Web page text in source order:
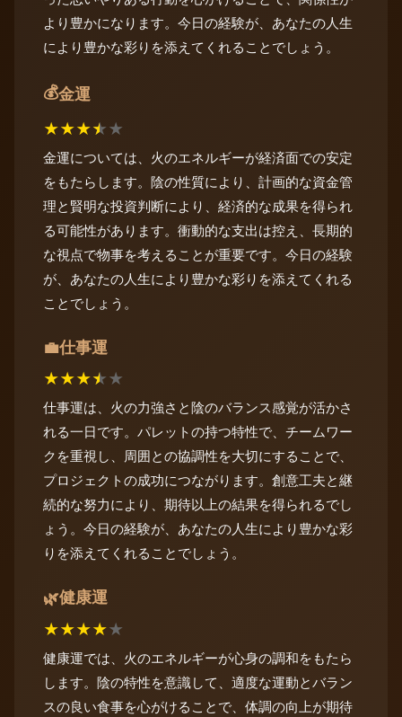
より豊かになります。今日の経験が、あなたの人生
により豊かな彩りを添えてくれることでしょう。
💰金運
★★★★★
金運については、火のエネルギーが経済面での安定
をもたらします。陰の性質により、計画的な資金管
理と賢明な投資判断により、経済的な成果を得られ
る可能性があります。衝動的な支出は控え、長期的
な視点で物事を考えることが重要です。今日の経験
が、あなたの人生により豊かな彩りを添えてくれる
ことでしょう。
💼仕事運
★★★★★
仕事運は、火の力強さと陰のバランス感覚が活かさ
れる一日です。パレットの持つ特性で、チームワー
クを重視し、周囲との協調性を大切にすることで、
プロジェクトの成功につながります。創意工夫と継
続的な努力により、期待以上の結果を得られるでし
ょう。今日の経験が、あなたの人生により豊かな彩
りを添えてくれることでしょう。
🌿健康運
★★★★★
健康運では、火のエネルギーが心身の調和をもたら
します。陰の特性を意識して、適度な運動とバラン
スの良い食事を心がけることで、体調の向上が期待